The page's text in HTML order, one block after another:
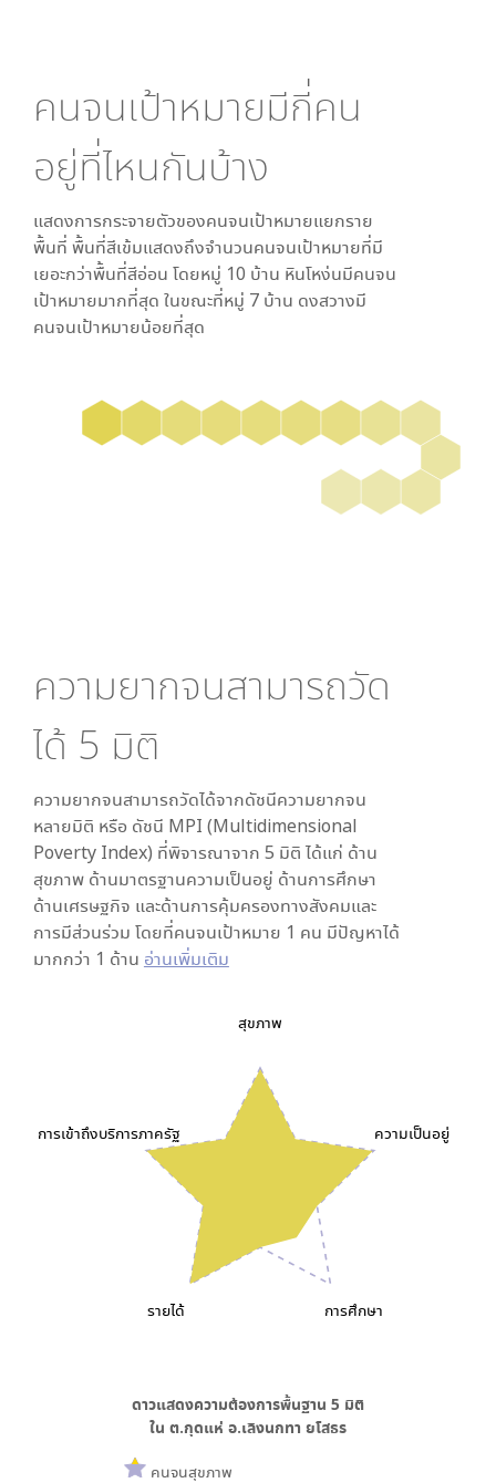
คนจนเป้าหมายมีกี่คน
อยู่ที่ไหนกันบ้าง
แสดงการกระจายตัวของคนจนเป้าหมายแยกราย
พื้นที่ พื้นที่สีเข้มแสดงถึงจำนวนคนจนเป้าหมายที่มี
เยอะกว่าพื้นที่สีอ่อน โดยหมู่ 10 บ้าน หินโหง่นมีคนจน
เป้าหมายมากที่สุด ในขณะที่หมู่ 7 บ้าน ดงสวางมี
คนจนเป้าหมายน้อยที่สุด
ความยากจนสามารถวัด
ได้ 5 มิติ
ความยากจนสามารถวัดได้จากดัชนีความยากจน
หลายมิติ หรือ ดัชนี MPI (Multidimensional
Poverty Index) ที่พิจารณาจาก 5 มิติ ได้แก่ ด้าน
สุขภาพ ด้านมาตรฐานความเป็นอยู่ ด้านการศึกษา
ด้านเศรษฐกิจ และด้านการคุ้มครองทางสังคมและ
การมีส่วนร่วม โดยที่คนจนเป้าหมาย 1 คน มีปัญหาได้
มากกว่า 1 ด้าน อ่านเพิ่มเติม
สุขภาพ
ความเป็นอยู่
การศึกษา
รายได้
การเข้าถึงบริการภาครัฐ
ดาวแสดงความต้องการพื้นฐาน 5 มิติ
ใน ต.กุดแห่ อ.เลิงนกทา ยโสธร
คนจนสุขภาพ